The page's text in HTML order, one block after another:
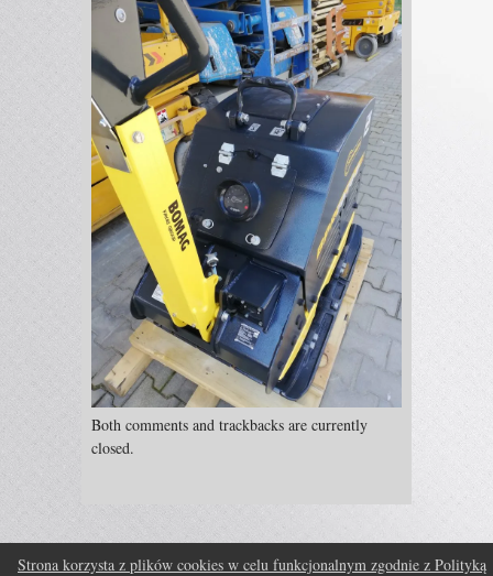
Both comments and trackbacks are currently
closed.
Strona korzysta z plików cookies w celu funkcjonalnym zgodnie z Polityką